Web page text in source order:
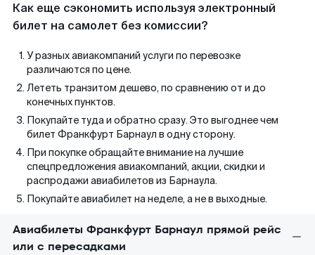
Как еще сэкономить используя электронный
билет на самолет без комиссии?
У разных авиакомпаний услуги по перевозке
различаются по цене.
Лететь транзитом дешево, по сравнению от и до
конечных пунктов.
Покупайте туда и обратно сразу. Это выгоднее чем
билет Франкфурт Барнаул в одну сторону.
При покупке обращайте внимание на лучшие
спецпредложения авиакомпаний, акции, скидки и
распродажи авиабилетов из Барнаула.
Покупайте авиабилет на неделе, а не в выходные.
Авиабилеты Франкфурт Барнаул прямой рейс
или с пересадками